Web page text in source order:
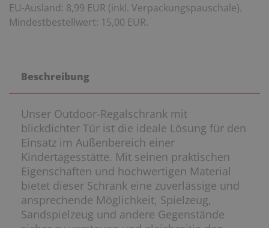
EU-Ausland: 8,99 EUR (inkl. Verpackungspauschale).
Mindestbestellwert: 15,00 EUR.
Beschreibung
Unser Outdoor-Regalschrank mit
blickdichter Tür ist die ideale Lösung für den
Einsatz im Außenbereich einer
Kindertagesstätte. Mit seinen praktischen
Eigenschaften und hochwertigen Material
bietet dieser Schrank eine zuverlässige und
ansprechende Möglichkeit, Spielzeug,
Sandspielzeug und andere Gegenstände